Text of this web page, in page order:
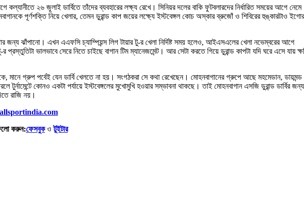
২৬ জুলাই ডার্বিতে তাঁদের ব্যবহারের লক্ষ্য রেখে। সিনিয়র দলের বাকি ফুটবলারদের নির্ধারিত সময়ের আগে নেমে
পূর্ণশক্তি নিয়ে খেলার, তেমন ডুরান্ড কাপ জয়ের লক্ষ্যে ইস্টবেঙ্গল কোচ অস্কার ব্রুজোঁ ও শিবিরের হুঙ্কারটাও ইগোর
ঝাঁপানো। এখন এএফসি চ্যাম্পিয়ন্স লিগ টায়ার টু-‌র খেলা নির্দিষ্ট সময় হলেও, আইএসএলের খেলা নভেম্বরের আগে
ভালভাবে সেরে নিতে চাইছে বাগান টিম ম্যানেজমেন্ট। আর সেটা করতে গিয়ে ডুরান্ড কাপটা যদি ঘরে এসে যায়
মানে গ্রুপ পর্বেই যেন ডার্বি খেলতে না হয়। সংগঠকরা সে কথা রেখেছেন। মোহনবাগানের গ্রুপে আছে মহমেডান, ডায়মন্ড
কোনও একটা পর্যায়ে ইস্টবেঙ্গলের মুখোমুখি হওয়ার সম্ভাবনা থাকছে। তাই মোহনবাগান এসজি ডুরান্ড ডার্বির জন্য
রাজি নয়।
করুন:ফেসবুকওটুইটার